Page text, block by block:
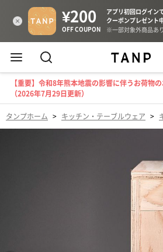
【重要】令和8年熊本地震の影響に伴うお荷物
（2026年7月29日更新）
タンプホーム > キッチン・テーブルウェア >